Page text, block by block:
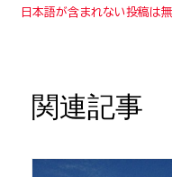
日本語が含まれない投稿は
関連記事